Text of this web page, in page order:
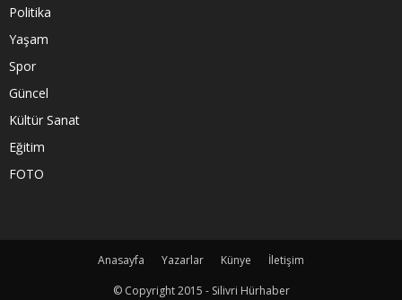
Politika
Yaşam
Spor
Güncel
Kültür Sanat
Eğitim
FOTO
Anasayfa Yazarlar Künye
İletişim
© Copyright 2015 - Silivri Hürhaber